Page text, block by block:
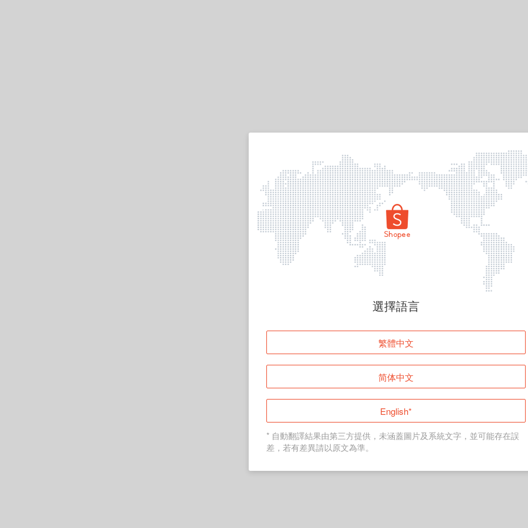
頁面無法顯示
登入
返回首頁
選擇語言
繁體中文
简体中文
English*
* 自動翻譯結果由第三方提供，未涵蓋圖片及系統文字，並可能存在誤
差，若有差異請以原文為準。